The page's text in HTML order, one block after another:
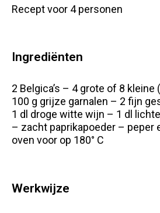
Recept voor 4 personen
Ingrediënten
2 Belgica’s – 4 grote of 8
100 g grijze garnalen – 2 fijn
1 dl droge witte wijn – 1 dl
– zacht paprikapoeder – peper
oven voor op 180° C
Werkwijze